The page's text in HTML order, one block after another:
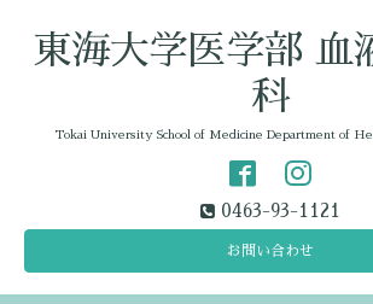
東海大学医学部 血
科
Tokai University School of Medicine Department of
0463-93-1121
お問い合わせ